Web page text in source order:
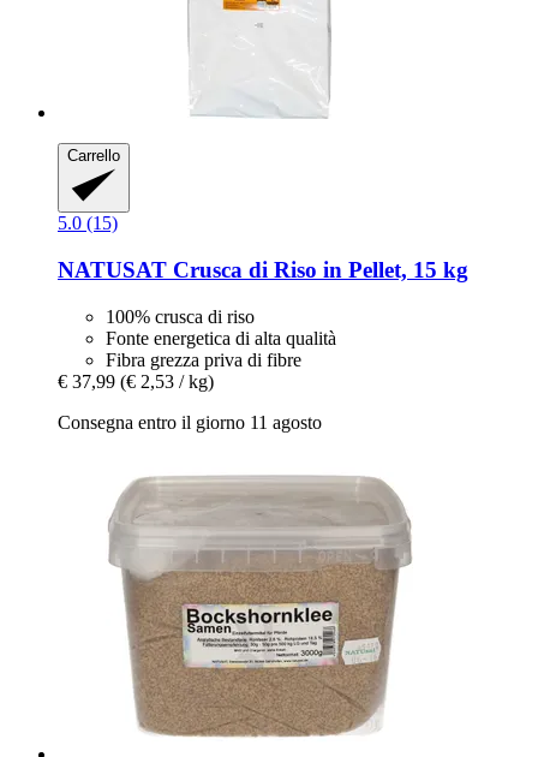
Carrello
5.0 (15)
NATUSAT Crusca di Riso in Pellet, 15 kg
100% crusca di riso
Fonte energetica di alta qualità
Fibra grezza priva di fibre
€ 37,99 (€ 2,53 / kg)
Consegna entro il giorno 11 agosto